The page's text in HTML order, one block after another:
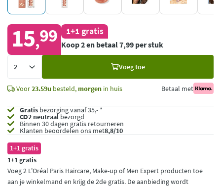
15,99 1+1 gratis
Koop 2 en betaal 7,99 per stuk
Voeg toe
Voor23.59u besteld, morgen in huis Betaal met
Gratis bezorging vanaf 35,- *
CO2 neutraalbezorgd
Binnen 30 dagen gratis retourneren
Klanten beoordelen ons met8,8/10
1+1 gratis
1+1 gratis
Voeg 2 L'Oréal Paris Haircare, Make-up of Men Expert producten toe
aan je winkelmand en krijg de 2de gratis. De aanbieding wordt